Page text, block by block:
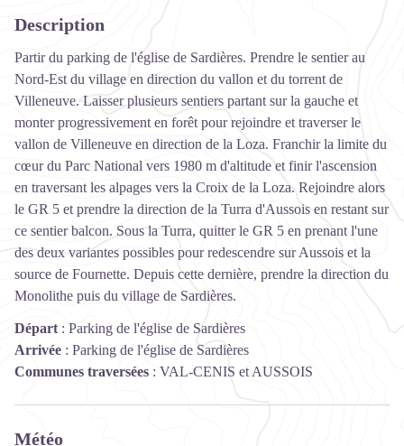
Description
Partir du parking de l'église de Sardières. Prendre le sentier au
Nord-Est du village en direction du vallon et du torrent de
Villeneuve. Laisser plusieurs sentiers partant sur la gauche et
monter progressivement en forêt pour rejoindre et traverser le
vallon de Villeneuve en direction de la Loza. Franchir la limite du
cœur du Parc National vers 1980 m d'altitude et finir l'ascension
en traversant les alpages vers la Croix de la Loza. Rejoindre alors
le GR 5 et prendre la direction de la Turra d'Aussois en restant sur
ce sentier balcon. Sous la Turra, quitter le GR 5 en prenant l'une
des deux variantes possibles pour redescendre sur Aussois et la
source de Fournette. Depuis cette dernière, prendre la direction du
Monolithe puis du village de Sardières.
Départ : Parking de l'église de Sardières
Arrivée : Parking de l'église de Sardières
Communes traversées : VAL-CENIS et AUSSOIS
Météo